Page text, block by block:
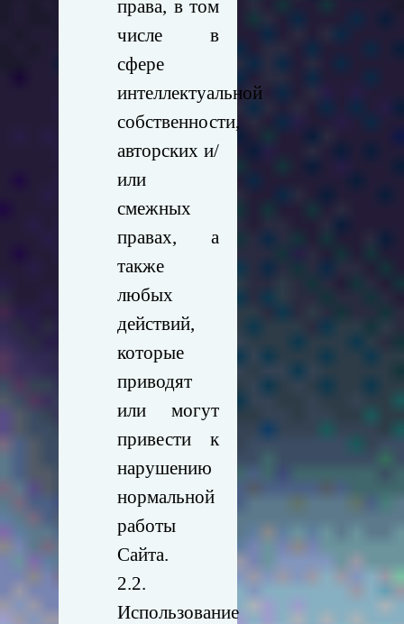
права, в том
числе в
сфере
интеллектуальной
собственности,
авторских и/
или
смежных
правах, а
также
любых
действий,
которые
приводят
или могут
привести к
нарушению
нормальной
работы
Сайта.
2.2.
Использование